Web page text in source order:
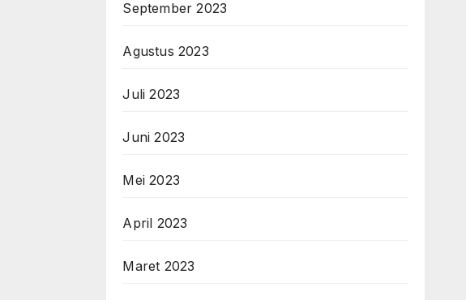
September 2023
Agustus 2023
Juli 2023
Juni 2023
Mei 2023
April 2023
Maret 2023